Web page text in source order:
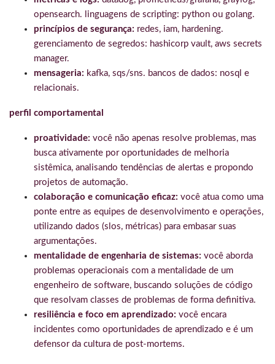
opensearch. linguagens de scripting: python ou golang.
princípios de segurança: redes, iam, hardening.
gerenciamento de segredos: hashicorp vault, aws secrets
manager.
mensageria: kafka, sqs/sns. bancos de dados: nosql e
relacionais.
perfil comportamental
proatividade: você não apenas resolve problemas, mas
busca ativamente por oportunidades de melhoria
sistêmica, analisando tendências de alertas e propondo
projetos de automação.
colaboração e comunicação eficaz: você atua como uma
ponte entre as equipes de desenvolvimento e operações,
utilizando dados (slos, métricas) para embasar suas
argumentações.
mentalidade de engenharia de sistemas: você aborda
problemas operacionais com a mentalidade de um
engenheiro de software, buscando soluções de código
que resolvam classes de problemas de forma definitiva.
resiliência e foco em aprendizado: você encara
incidentes como oportunidades de aprendizado e é um
defensor da cultura de post-mortems.